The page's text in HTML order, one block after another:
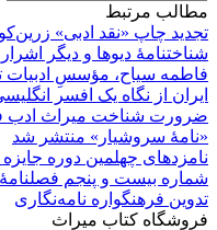
مطالب مرتبط
تجدید چاپ «نقد ادبی»
شناختنامۀ دیوها و دیگر
فاطمه سیاح، مؤسسِ ادبیات
ایران از نگاه یک افسر
ضرورت شناخت میراث ادب
«نامهٔ سروشیار» منتشر شد
نامزدهای چهلمین دوره
شماره بیست و پنجم
تدوین فرهنگواره نامه‌نگاری
فروشگاه کتاب میراث